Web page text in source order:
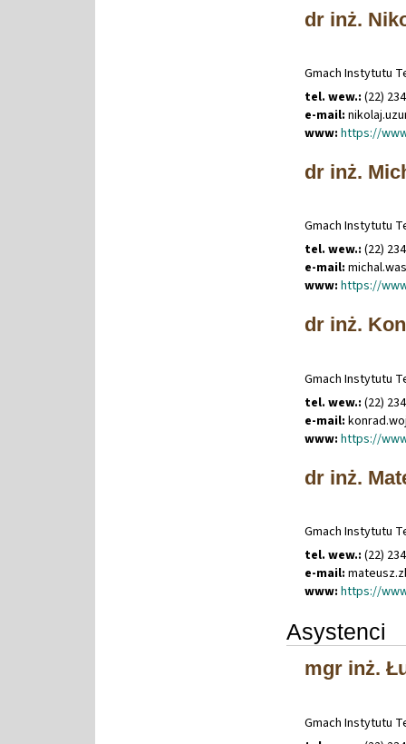
dr inż.
Gmach Instytutu
tel. wew.: (22)
e-mail: nikolaj.
www: https://
dr inż.
Gmach Instytutu
tel. wew.: (22)
e-mail: michal.
www: https://
dr inż.
Gmach Instytutu
tel. wew.: (22)
e-mail: konrad.
www: https://
dr inż.
Gmach Instytutu
tel. wew.: (22)
e-mail: mateusz.
www: https://
Asystenci
mgr inż.
Gmach Instytutu